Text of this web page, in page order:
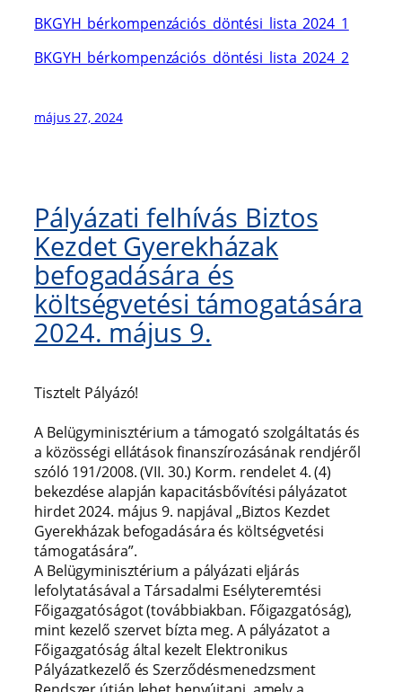
BKGYH_bérkompenzációs_döntési_lista_2024_1
BKGYH_bérkompenzációs_döntési_lista_2024_2
május 27, 2024
Pályázati felhívás Biztos
Kezdet Gyerekházak
befogadására és
költségvetési támogatására
2024. május 9.
Tisztelt Pályázó!
A Belügyminisztérium a támogató szolgáltatás és
a közösségi ellátások finanszírozásának rendjéről
szóló 191/2008. (VII. 30.) Korm. rendelet 4. (4)
bekezdése alapján kapacitásbővítési pályázatot
hirdet 2024. május 9. napjával „Biztos Kezdet
Gyerekházak befogadására és költségvetési
támogatására”.
A Belügyminisztérium a pályázati eljárás
lefolytatásával a Társadalmi Esélyteremtési
Főigazgatóságot (továbbiakban. Főigazgatóság),
mint kezelő szervet bízta meg. A pályázatot a
Főigazgatóság által kezelt Elektronikus
Pályázatkezelő és Szerződésmenedzsment